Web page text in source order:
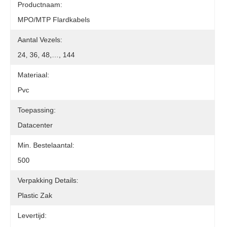
Productnaam:
MPO/MTP Flardkabels
Aantal Vezels:
24, 36, 48,…, 144
Materiaal:
Pvc
Toepassing:
Datacenter
Min. Bestelaantal:
500
Verpakking Details:
Plastic Zak
Levertijd: